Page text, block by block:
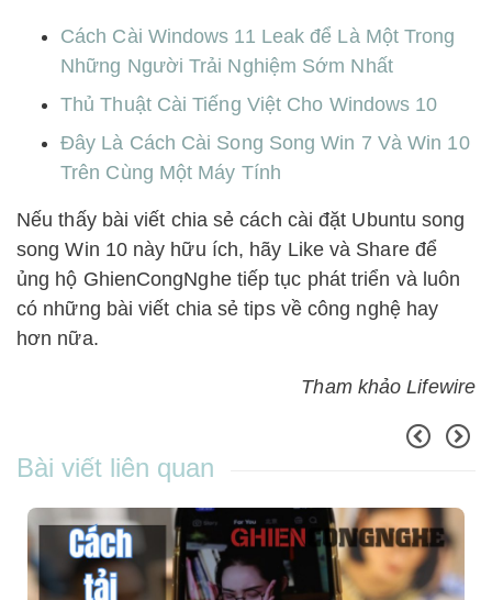
Cách Cài Windows 11 Leak để Là Một Trong
Những Người Trải Nghiệm Sớm Nhất
Thủ Thuật Cài Tiếng Việt Cho Windows 10
Đây Là Cách Cài Song Song Win 7 Và Win 10
Trên Cùng Một Máy Tính
Nếu thấy bài viết chia sẻ cách cài đặt Ubuntu song
song Win 10 này hữu ích, hãy Like và Share để
ủng hộ GhienCongNghe tiếp tục phát triển và luôn
có những bài viết chia sẻ tips về công nghệ hay
hơn nữa.
Tham khảo Lifewire
Bài viết liên quan